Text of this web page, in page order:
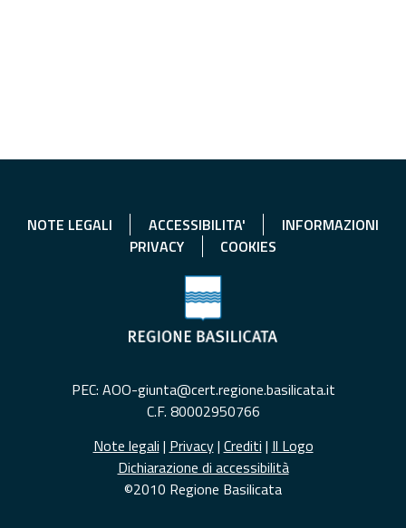
NOTE LEGALI ACCESSIBILITA'
INFORMAZIONI
PRIVACY
COOKIES
PEC: AOO-giunta@cert.regione.basilicata.it
C.F. 80002950766
Note legali | Privacy| Crediti | Il Logo
Dichiarazione di accessibilità
©2010 Regione Basilicata